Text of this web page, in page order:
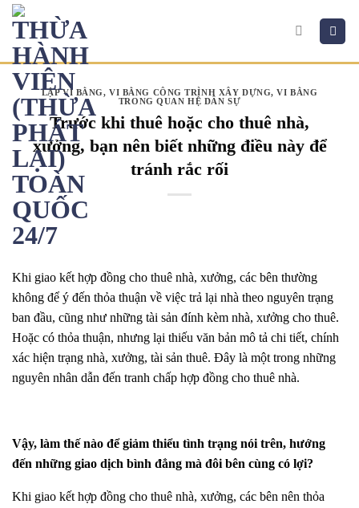
Skip
content
LẬP VI BẰNG,VI BẰNG CÔNG TRÌNH XÂY DỰNG,VI BẰNG
TRONG QUAN HỆ DÂN SỰ
Trước khi thuê hoặc cho thuê nhà,
xưởng, bạn nên biết những điều này để
tránh rắc rối
Khi giao kết hợp đồng cho thuê nhà, xưởng, các bên thường
không để ý đến thỏa thuận về việc trả lại nhà theo nguyên trạng
ban đầu, cũng như những tài sản đính kèm nhà, xưởng cho thuê.
Hoặc có thỏa thuận, nhưng lại thiếu văn bản mô tả chi tiết, chính
xác hiện trạng nhà, xưởng, tài sản thuê. Đây là một trong những
nguyên nhân dẫn đến tranh chấp hợp đồng cho thuê nhà.
Vậy, làm thế nào để giảm thiểu tình trạng nói trên, hướng
đến những giao dịch bình đẳng mà đôi bên cùng có lợi?
Khi giao kết hợp đồng cho thuê nhà, xưởng, các bên nên thỏa